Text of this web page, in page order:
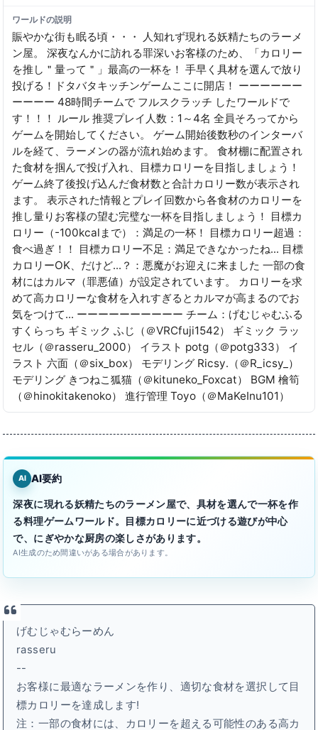
ワールドの説明
賑やかな街も眠る頃・・・ 人知れず現れる妖精たちのラーメ
ン屋。 深夜なんかに訪れる罪深いお客様のため、「カロリー
を推し＂量って＂」最高の一杯を！ 手早く具材を選んで放り
投げる！ドタバタキッチンゲームここに開店！ ーーーーーー
ーーーー 48時間チームで フルスクラッチ したワールドで
す！！！ ルール 推奨プレイ人数：1～4名 全員そろってから
ゲームを開始してください。 ゲーム開始後数秒のインターバ
ルを経て、ラーメンの器が流れ始めます。 食材棚に配置され
た食材を掴んで投げ入れ、目標カロリーを目指しましょう！
ゲーム終了後投げ込んだ食材数と合計カロリー数が表示され
ます。 表示された情報とプレイ回数から各食材のカロリーを
推し量りお客様の望む完璧な一杯を目指しましょう！ 目標カ
ロリー（-100kcalまで）：満足の一杯！ 目標カロリー超過：
食べ過ぎ！！ 目標カロリー不足：満足できなかったね․․․ 目標
カロリーOK、だけど․․․？：悪魔がお迎えに来ました 一部の食
材にはカルマ（罪悪値）が設定されています。 カロリーを求
めて高カロリーな食材を入れすぎるとカルマが高まるのでお
気をつけて․․․ ーーーーーーーーーー チーム：げむじゃむふる
すくらっち ギミック ふじ（＠VRCfuji1542） ギミック ラッ
セル（＠rasseru_2000） イラスト potg（＠potg333） イ
ラスト 六面（＠six_box） モデリング Ricsy․（＠R_icsy_）
モデリング きつねこ狐猫（＠kituneko_Foxcat） BGM 檜筍
（＠hinokitakenoko） 進行管理 Toyo（＠MaKeInu101）
AI AI要約
深夜に現れる妖精たちのラーメン屋で、具材を選んで一杯を作
る料理ゲームワールド。目標カロリーに近づける遊びが中心
で、にぎやかな厨房の楽しさがあります。
AI生成のため間違いがある場合があります。
げむじゃむらーめん
rasseru
--
お客様に最適なラーメンを作り、適切な食材を選択して目
標カロリーを達成します!
注：一部の食材には、カロリーを超える可能性のある高カ